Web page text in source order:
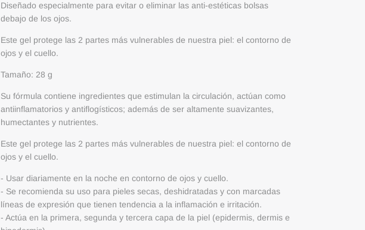
Diseñado especialmente para evitar o eliminar las anti-estéticas bolsas
debajo de los ojos.
Este gel protege las 2 partes más vulnerables de nuestra piel: el contorno de
ojos y el cuello.
Tamaño: 28 g
Su fórmula contiene ingredientes que estimulan la circulación, actúan como
antiinflamatorios y antiflogísticos; además de ser altamente suavizantes,
humectantes y nutrientes.
Este gel protege las 2 partes más vulnerables de nuestra piel: el contorno de
ojos y el cuello.
- Usar diariamente en la noche en contorno de ojos y cuello.
- Se recomienda su uso para pieles secas, deshidratadas y con marcadas
líneas de expresión que tienen tendencia a la inflamación e irritación.
- Actúa en la primera, segunda y tercera capa de la piel (epidermis, dermis e